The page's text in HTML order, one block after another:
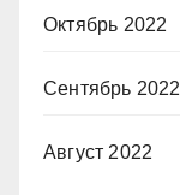
Октябрь 2022
Сентябрь 2022
Август 2022